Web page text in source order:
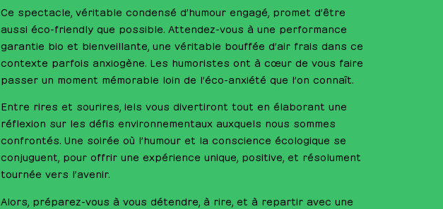
Ce spectacle, véritable condensé d’humour engagé, promet d’être
aussi éco-friendly que possible. Attendez-vous à une performance
garantie bio et bienveillante, une véritable bouffée d’air frais dans ce
contexte parfois anxiogène. Les humoristes ont à cœur de vous faire
passer un moment mémorable loin de l’éco-anxiété que l’on connaît.
Entre rires et sourires, iels vous divertiront tout en élaborant une
réflexion sur les défis environnementaux auxquels nous sommes
confrontés. Une soirée où l’humour et la conscience écologique se
conjuguent, pour offrir une expérience unique, positive, et résolument
tournée vers l’avenir.
Alors, préparez-vous à vous détendre, à rire, et à repartir avec une